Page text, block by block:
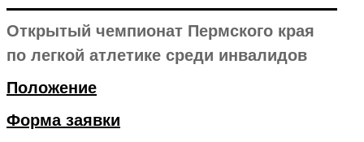
Открытый чемпионат Пермского края
по легкой атлетике среди инвалидов
Положение
Форма заявки